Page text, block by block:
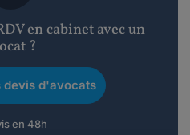
en cabinet avec un
?
devis d'avocats
en 48h